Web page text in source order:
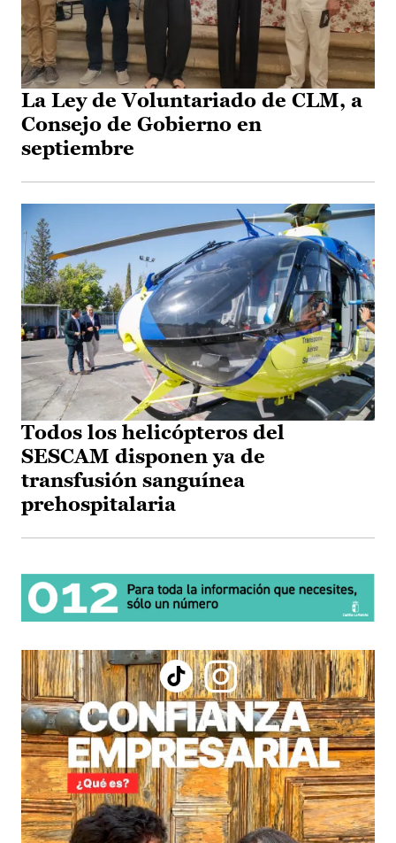
La Ley de Voluntariado de CLM, a
Consejo de Gobierno en
septiembre
Todos los helicópteros del
SESCAM disponen ya de
transfusión sanguínea
prehospitalaria